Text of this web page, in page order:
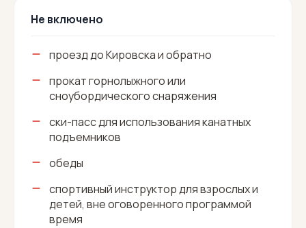
Не включено
проезд до Кировска и обратно
прокат горнолыжного или
сноубордического снаряжения
ски-пасс для использования канатных
подъемников
обеды
спортивный инструктор для взрослых и
детей, вне оговоренного программой
время